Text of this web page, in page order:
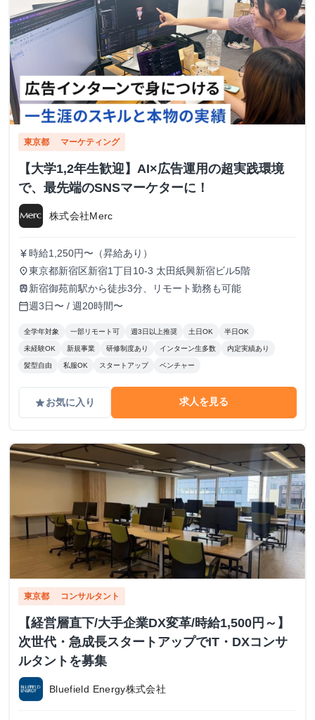
東京都 マーケティング
【大学1,2年生歓迎】AI×広告運用の超実践環境
で、最先端のSNSマーケターに！
株式会社Merc
currency_yen 時給1,250円〜（昇給あり）
place東京都新宿区新宿1丁目10-3 太田紙興新宿ビル5階
train 新宿御苑前駅から徒歩3分、リモート勤務も可能
calendar_today週3日〜 / 週20時間〜
全学年対象 一部リモート可 週3日以上推奨 土日OK 半日OK
未経験OK 新規事業 研修制度あり インターン生多数 内定実績あり
髪型自由 私服OK スタートアップ ベンチャー
gradeお気に入り 求人を見る
東京都 コンサルタント
【経営層直下/大手企業DX変革/時給1,500円～】
次世代・急成長スタートアップでIT・DXコンサ
ルタントを募集
Bluefield Energy株式会社